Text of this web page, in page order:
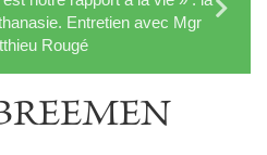
Entretien avec Mgr
Rougé